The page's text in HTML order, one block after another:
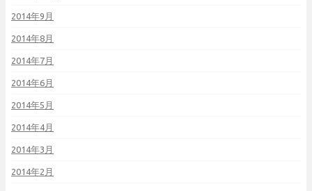
2014年9月
2014年8月
2014年7月
2014年6月
2014年5月
2014年4月
2014年3月
2014年2月